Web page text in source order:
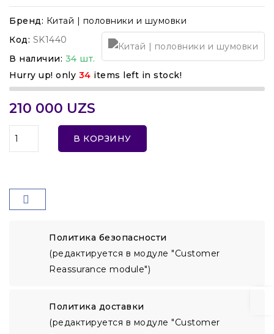
Бренд: Китай | половники и шумовки
Код: SK1440
В наличии: 34 шт.
Hurry up! only 34 items left in stock!
210 000 UZS
В КОРЗИНУ
Политика безопасности
(редактируется в модуле "Customer
Reassurance module")
Политика доставки
(редактируется в модуле "Customer